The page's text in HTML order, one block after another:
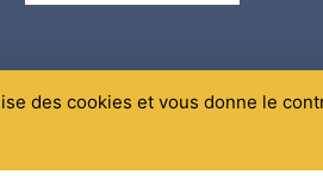
des cookies et vous donne le